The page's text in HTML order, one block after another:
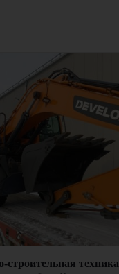
строительная техника